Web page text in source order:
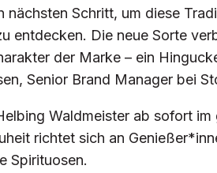
nächsten Schritt, um diese
entdecken. Die neue Sorte
der Marke – ein
Senior Brand Manager bei
Waldmeister ab sofort
richtet sich an
Spirituosen.